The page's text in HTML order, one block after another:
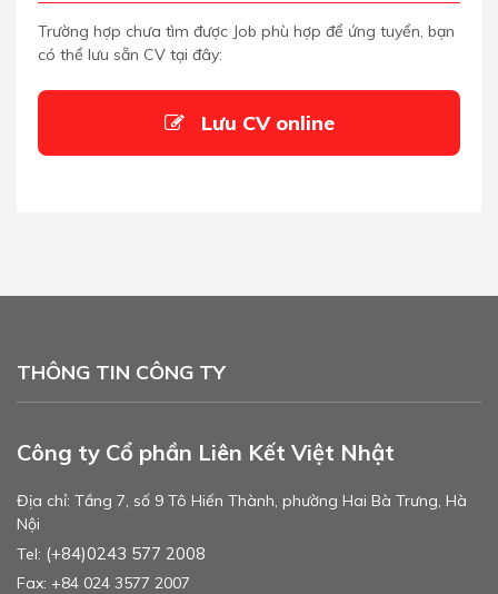
Trường hợp chưa tìm được Job phù hợp để ứng tuyển, bạn
có thể lưu sẵn CV tại đây:
Lưu CV online
THÔNG TIN CÔNG TY
Công ty Cổ phần Liên Kết Việt Nhật
Địa chỉ: Tầng 7, số 9 Tô Hiến Thành, phường Hai Bà Trưng, Hà
Nội
Tel: (+84)0243 577 2008
Fax: +84 024 3577 2007